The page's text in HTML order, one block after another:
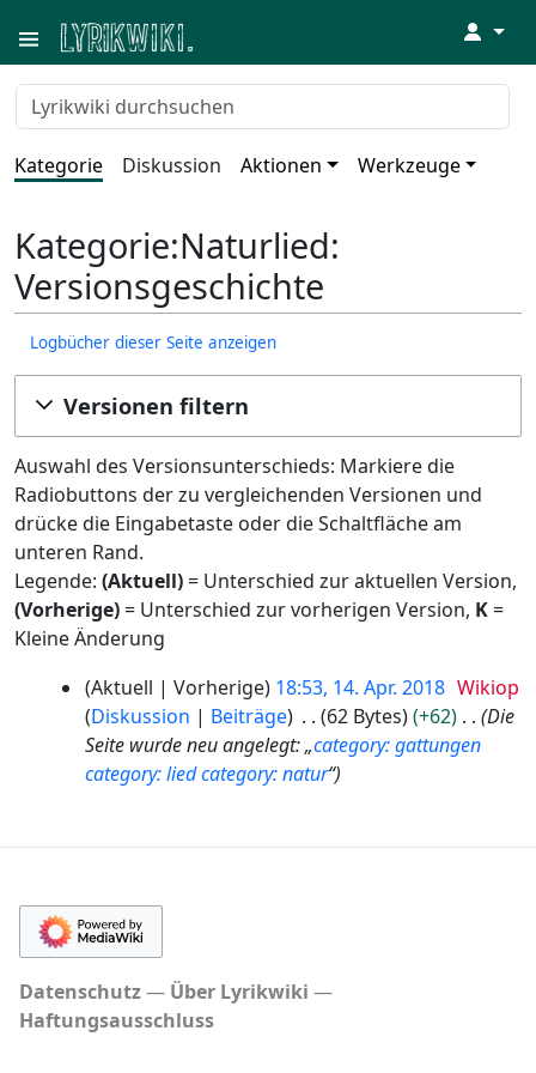
↓
Kategorie Diskussion Aktionen Werkzeuge
Kategorie:Naturlied:
Versionsgeschichte
Logbücher dieser Seite anzeigen
Versionen filtern
Auswahl des Versionsunterschieds: Markiere die
Radiobuttons der zu vergleichenden Versionen und
drücke die Eingabetaste oder die Schaltfläche am
unteren Rand.
Legende: (Aktuell)= Unterschied zur aktuellen Version,
(Vorherige)= Unterschied zur vorherigen Version, K=
Kleine Änderung
i
2
1
8
Aktuell Vorherige 18:53, 14. Apr. 2018 Wikiop
Diskussion
Beiträge 62 Bytes +62
Die
Seite wurde neu angelegt: „category: gattungen
category: lied category: natur“
Datenschutz
Über Lyrikwiki
Haftungsausschluss